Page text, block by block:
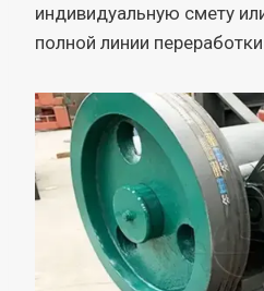
индивидуальную смету
полной линии